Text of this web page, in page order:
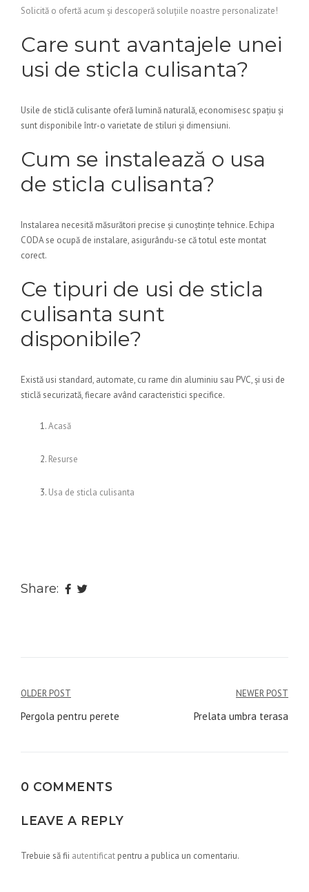
Solicită o ofertă acum și descoperă soluțiile noastre personalizate!
Care sunt avantajele unei
usi de sticla culisanta?
Usile de sticlă culisante oferă lumină naturală, economisesc spațiu și
sunt disponibile într-o varietate de stiluri și dimensiuni.
Cum se instalează o usa
de sticla culisanta?
Instalarea necesită măsurători precise și cunoștințe tehnice. Echipa
CODA se ocupă de instalare, asigurându-se că totul este montat
corect.
Ce tipuri de usi de sticla
culisanta sunt
disponibile?
Există usi standard, automate, cu rame din aluminiu sau PVC, și usi de
sticlă securizată, fiecare având caracteristici specifice.
Acasă
Resurse
Usa de sticla culisanta
Share:
Navigare
în
OLDER POST
Pergola pentru perete
NEWER POST
Prelata umbra terasa
0 COMMENTS
LEAVE A REPLY
Trebuie să fii autentificat pentru a publica un comentariu.